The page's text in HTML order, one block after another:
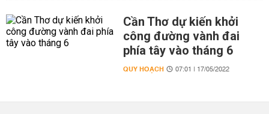
Cần Thơ dự kiến khởi
công đường vành đai
phía tây vào tháng 6
QUY HOẠCH 07:01 | 17/05/2022